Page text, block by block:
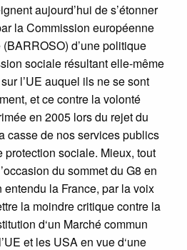
aujourd’hui de s’étonner
la Commission européenne
d’une politique
sociale résultant elle-même
l’UE auquel ils ne se sont
et ce contre la volonté
en 2005 lors du rejet du
casse de nos services publics
protection sociale. Mieux, tout
du sommet du G8 en
entendu la France, par la voix
la moindre critique contre la
d‘un Marché commun
et les USA en vue d‘une